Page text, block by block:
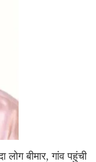
लोग बीमार, गांव पहुंची